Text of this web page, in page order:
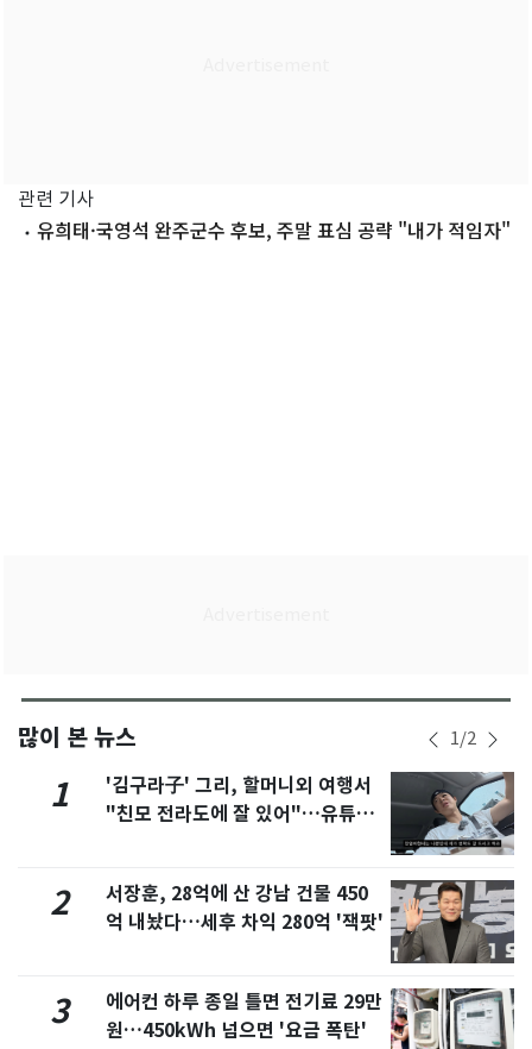
관련 기사
유희태·국영석 완주군수 후보, 주말 표심 공략 "내가 적임자"
많이 본 뉴스 1/2
1
'김구라子' 그리, 할머니외 여행서
"친모 전라도에 잘 있어"…유튜브
2
서장훈, 28억에 산 강남 건물 450
억 내놨다…세후 차익 280억 '잭팟'
3
에어컨 하루 종일 틀면 전기료 29만
원…450kWh 넘으면 '요금 폭탄'